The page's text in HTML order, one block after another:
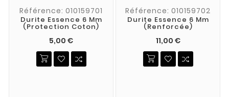
Référence: 010159701
Durite Essence 6 Mm
(protection Coton)
5,00 €
Référence: 010159702
Durite Essence 6 Mm
(renforcée)
11,00 €